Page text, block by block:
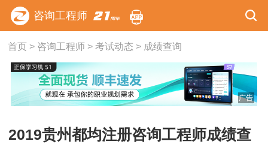
咨询工程师
首页> 咨询工程师> 考试动态 > 成绩查询
广告
2019贵州都均注册咨询工程师成绩查